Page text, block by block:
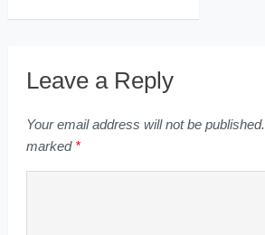
Leave a Reply
Your email address will not be published.
marked *